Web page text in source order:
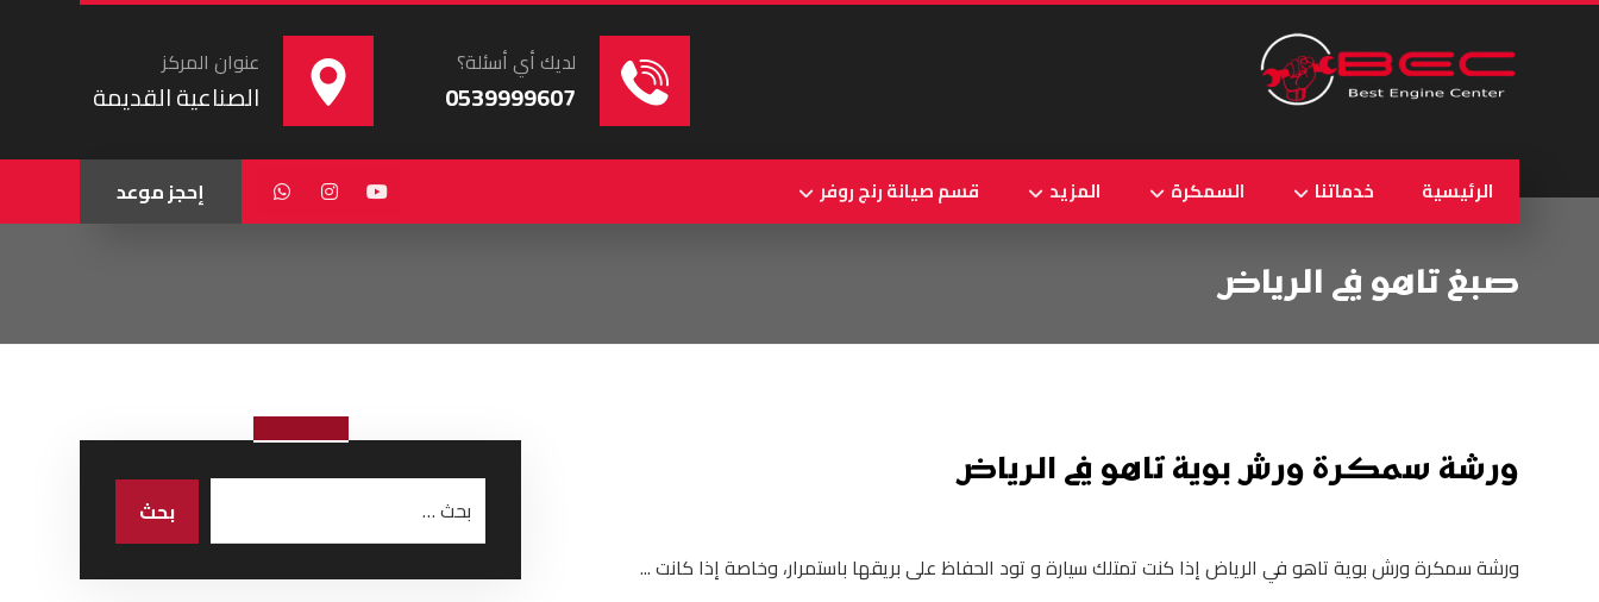
عنوان المركز
الصناعية القديمة
لديك أي أسئلة؟
0539999607
الرئيسية خدماتنا السمكرة المزيد قسم صيانة رنج روفر إحجز موعد
صبغ تاهو في الرياض
ورشة سمكرة ورش بوية تاهو في الرياض
ورشة سمكرة ورش بوية تاهو في الرياض إذا كنت تمتلك سيارة و تود الحفاظ على بريقها باستمرار، وخاصة إذا كانت ...